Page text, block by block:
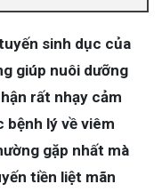
sinh dục của
giúp nuôi dưỡng
rất nhạy cảm
bệnh lý về viêm
gặp nhất mà
tiền liệt mãn